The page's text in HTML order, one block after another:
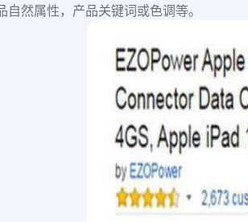
自然属性，产品关键词或色调等。